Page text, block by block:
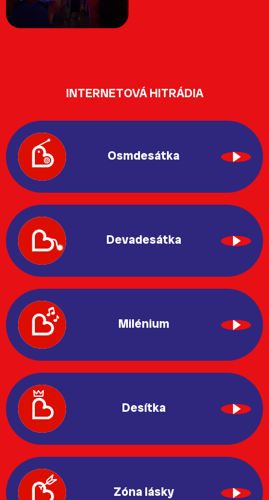
INTERNETOVÁ HITRÁDIA
Osmdesátka
Devadesátka
Milénium
Desítka
Zóna lásky